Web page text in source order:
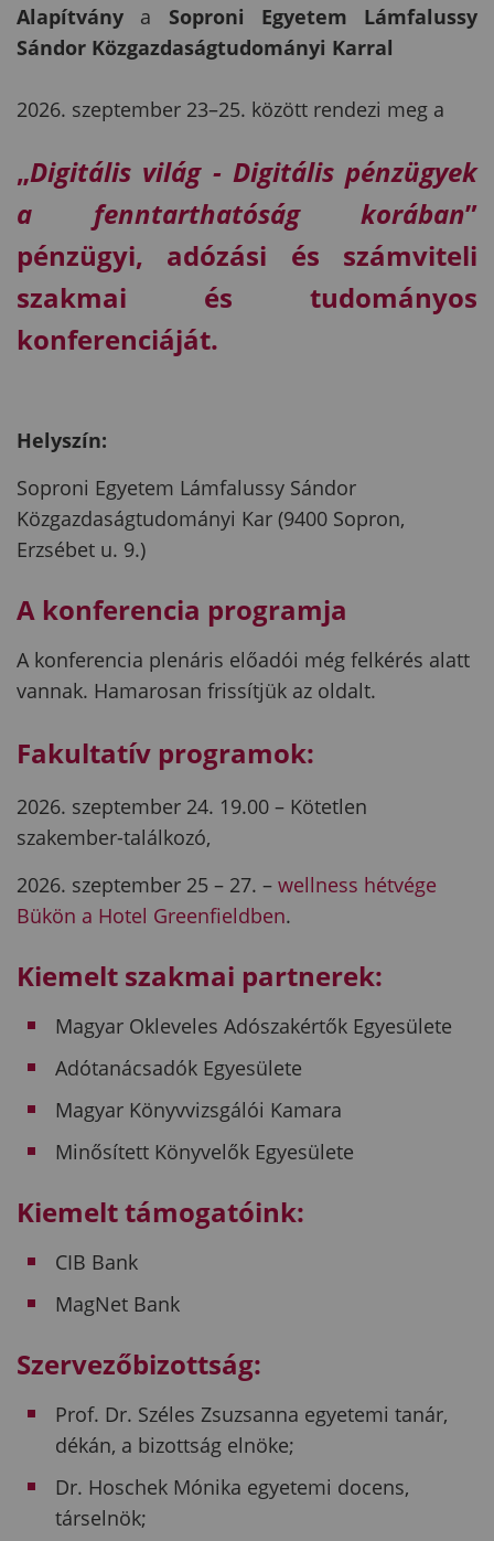
Alapítvány a Soproni Egyetem Lámfalussy
Sándor Közgazdaságtudományi Karral
2026. szeptember 23–25. között rendezi meg a
„Digitális világ - Digitális pénzügyek
a fenntarthatóság korában”
pénzügyi, adózási és számviteli
szakmai és tudományos
konferenciáját.
Helyszín:
Soproni Egyetem Lámfalussy Sándor
Közgazdaságtudományi Kar (9400 Sopron,
Erzsébet u. 9.)
A konferencia programja
A konferencia plenáris előadói még felkérés alatt
vannak. Hamarosan frissítjük az oldalt.
Fakultatív programok:
2026. szeptember 24. 19.00 – Kötetlen
szakember-találkozó,
2026. szeptember 25 – 27. – wellness hétvége
Bükön a Hotel Greenfieldben.
Kiemelt szakmai partnerek:
Magyar Okleveles Adószakértők Egyesülete
Adótanácsadók Egyesülete
Magyar Könyvvizsgálói Kamara
Minősített Könyvelők Egyesülete
Kiemelt támogatóink:
CIB Bank
MagNet Bank
Szervezőbizottság:
Prof. Dr. Széles Zsuzsanna egyetemi tanár,
dékán, a bizottság elnöke;
Dr. Hoschek Mónika egyetemi docens,
társelnök;